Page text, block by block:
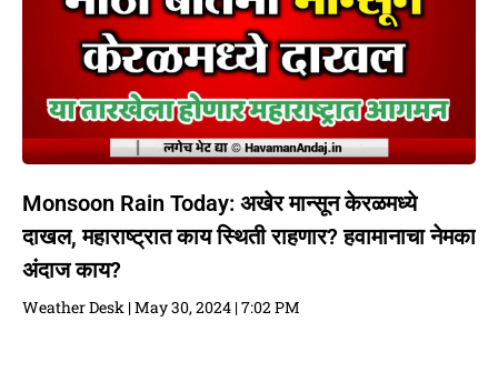
Monsoon Rain Today: अखेर मान्सून केरळमध्ये
दाखल, महाराष्ट्रात काय स्थिती राहणार? हवामानाचा नेमका
अंदाज काय?
Weather Desk May 30, 2024 7:02 PM